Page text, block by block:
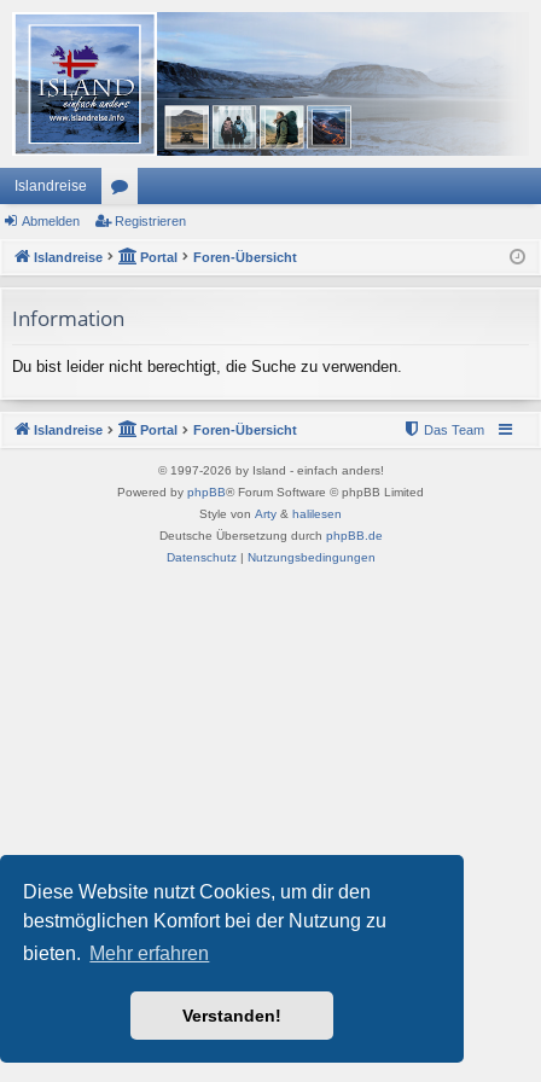
Diese Website nutzt Cookies, um dir den
bestmöglichen Komfort bei der Nutzung zu
bieten. Mehr erfahren
Verstanden!
Islandreise
or
en
Abmelden Registrieren
Islandreise Portal Foren-Übersicht
Information
Du bist leider nicht berechtigt, die Suche zu verwenden.
Islandreise Portal Foren-Übersicht Das Team
© 1997-2026 by Island - einfach anders!
Powered by phpBB® Forum Software © phpBB Limited
Style von Arty & halilesen
Deutsche Übersetzung durch phpBB.de
Datenschutz| Nutzungsbedingungen